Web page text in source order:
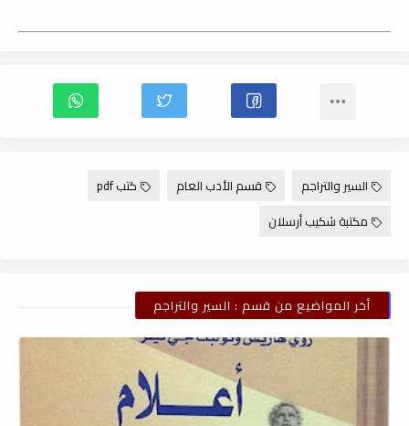
السير والتراجم قسم الأدب العام
كتب pdf
مكتبة شكيب أرسلان
أخر المواضيع من قسم : السير والتراجم